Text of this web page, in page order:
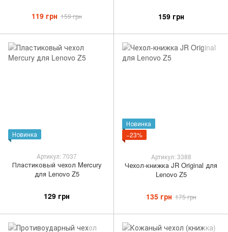
119 грн 159 грн 159 грн
Новинка
Артикул: 7037
Пластиковый чехол Mercury
для Lenovo Z5
129 грн
Новинка
−23%
Артикул: 3388
Чехол-книжка JR Original для
Lenovo Z5
135 грн 175 грн